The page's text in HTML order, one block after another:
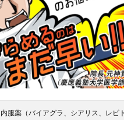
内服薬（バイアグラ、シアリス、レビ